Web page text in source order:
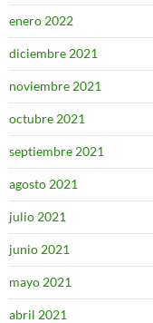
enero 2022
diciembre 2021
noviembre 2021
octubre 2021
septiembre 2021
agosto 2021
julio 2021
junio 2021
mayo 2021
abril 2021